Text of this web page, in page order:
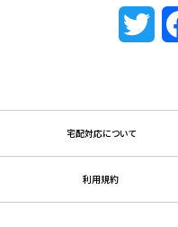
宅配対応について
利用規約